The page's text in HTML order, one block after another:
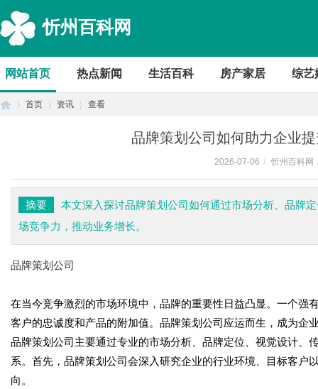
忻州百科网
网站首页 热点新闻 生活百科 房产家居 综艺
首页 资讯 查看
品牌策划公司如何助力企业
2026-07-06 / 忻州百科网
摘要
本文深入探讨品牌策划公司如何通过市场分析、品牌
场竞争力，推动业务增长。
品牌策划公司
在当今竞争激烈的市场环境中，品牌的重要性日益凸显。一个强
客户的忠诚度和产品的附加值。品牌策划公司应运而生，成为企
品牌策划公司主要通过专业的市场分析、品牌定位、视觉设计、
系。首先，品牌策划公司会深入研究企业的行业环境、目标客
向。